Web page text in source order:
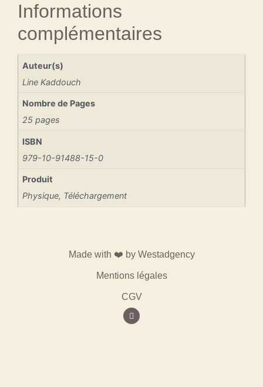
Informations
complémentaires
Auteur(s)
Line Kaddouch
Nombre de Pages
25 pages
ISBN
979-10-91488-15-0
Produit
Physique, Téléchargement
Made with ❤️ by Westadgency
Mentions légales
CGV